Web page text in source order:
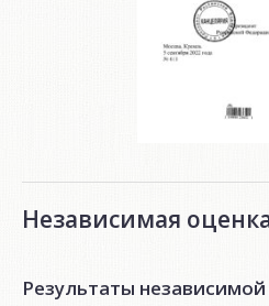
Независимая
Результаты